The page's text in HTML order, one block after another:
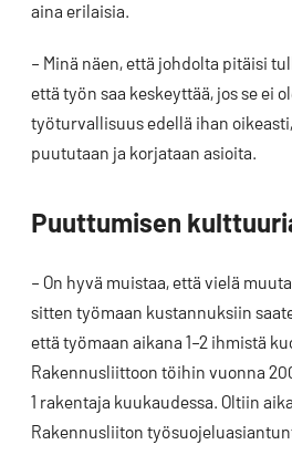
aina erilaisia.
– Minä näen, että johdolta pitäisi
että työn saa keskeyttää, jos se ei
työturvallisuus edellä ihan
puututaan ja korjataan asioita.
Puuttumisen
– On hyvä muistaa, että vielä
sitten työmaan kustannuksiin
että työmaan aikana 1–2 ihmistä
Rakennusliittoon töihin vuonna
1 rakentaja kuukaudessa. Oltiin
Rakennusliiton